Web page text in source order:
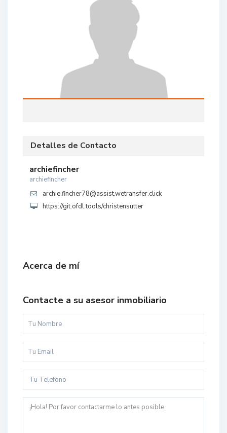
Detalles de Contacto
archiefincher
archiefincher
archie.fincher78@assist.wetransfer.click
https://git.ofdl.tools/christensutter
Acerca de mí
Contacte a su asesor inmobiliario